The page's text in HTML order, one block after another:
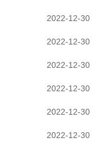
2022-12-30
2022-12-30
2022-12-30
2022-12-30
2022-12-30
2022-12-30